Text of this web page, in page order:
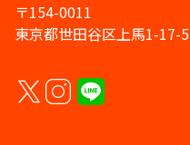
〒154-0011
東京都世田谷区上馬1-17-5